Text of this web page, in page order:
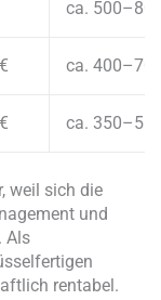
ca.
ca.
ca.
weil sich die
und
Als
rentabel.